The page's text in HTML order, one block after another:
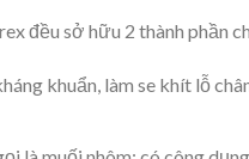
đều sở hữu 2 thành phần
khuẩn, làm se khít lỗ